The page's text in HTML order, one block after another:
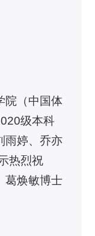
院（中国体
级本科
雨婷、乔亦
热烈祝
葛焕敏博士